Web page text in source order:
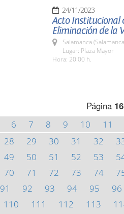
24/11/2023
Acto Institucional
Eliminación de la
Salamanca
Lugar: Plaza Mayor
Hora: 20:00 h.
Página
6 7 8 9 10 11
28 29 30 31 32
49 50 51 52 53
70 71 72 73 74
91 92 93 94 95 96
110 111 112 113